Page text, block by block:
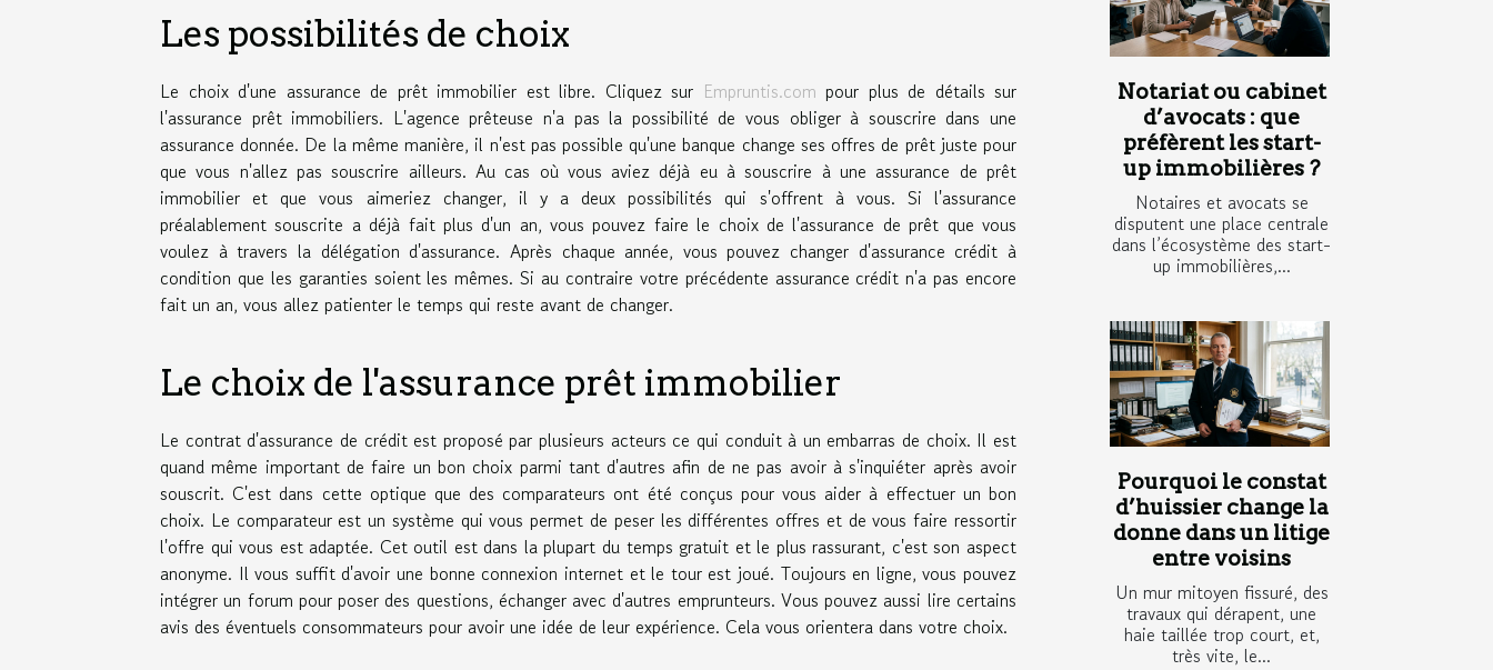
Les possibilités de choix
Le choix d'une assurance de prêt immobilier est libre. Cliquez sur Empruntis.com pour plus de détails sur
l'assurance prêt immobiliers. L'agence prêteuse n'a pas la possibilité de vous obliger à souscrire dans une
assurance donnée. De la même manière, il n'est pas possible qu'une banque change ses offres de prêt juste pour
que vous n'allez pas souscrire ailleurs. Au cas où vous aviez déjà eu à souscrire à une assurance de prêt
immobilier et que vous aimeriez changer, il y a deux possibilités qui s'offrent à vous. Si l'assurance
préalablement souscrite a déjà fait plus d'un an, vous pouvez faire le choix de l'assurance de prêt que vous
voulez à travers la délégation d'assurance. Après chaque année, vous pouvez changer d'assurance crédit à
condition que les garanties soient les mêmes. Si au contraire votre précédente assurance crédit n'a pas encore
fait un an, vous allez patienter le temps qui reste avant de changer.
Le choix de l'assurance prêt immobilier
Le contrat d'assurance de crédit est proposé par plusieurs acteurs ce qui conduit à un embarras de choix. Il est
quand même important de faire un bon choix parmi tant d'autres afin de ne pas avoir à s'inquiéter après avoir
souscrit. C'est dans cette optique que des comparateurs ont été conçus pour vous aider à effectuer un bon
choix. Le comparateur est un système qui vous permet de peser les différentes offres et de vous faire ressortir
l'offre qui vous est adaptée. Cet outil est dans la plupart du temps gratuit et le plus rassurant, c'est son aspect
anonyme. Il vous suffit d'avoir une bonne connexion internet et le tour est joué. Toujours en ligne, vous pouvez
intégrer un forum pour poser des questions, échanger avec d'autres emprunteurs. Vous pouvez aussi lire certains
avis des éventuels consommateurs pour avoir une idée de leur expérience. Cela vous orientera dans votre choix.
Notariat ou cabinet
d’avocats : que
préfèrent les start-
up immobilières ?
Notaires et avocats se
disputent une place centrale
dans l’écosystème des start-
up immobilières,...
Pourquoi le constat
d’huissier change la
donne dans un litige
entre voisins
Un mur mitoyen fissuré, des
travaux qui dérapent, une
haie taillée trop court, et,
très vite, le...